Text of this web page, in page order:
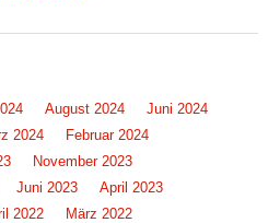
August 2024
Juni 2024
2024
Februar 2024
November 2023
Juni 2023
April 2023
2022
März 2022